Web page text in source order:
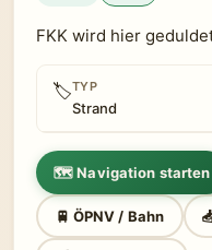
FKK wird hier
🏷TYP
Strand
🗺 Navigation starten
🚆 ÖPNV / Bahn